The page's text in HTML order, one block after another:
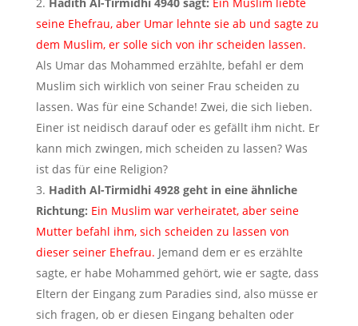
seine Ehefrau, aber Umar lehnte sie ab und sagte zu
dem Muslim, er solle sich von ihr scheiden lassen.
Als Umar das Mohammed erzählte, befahl er dem
Muslim sich wirklich von seiner Frau scheiden zu
lassen. Was für eine Schande! Zwei, die sich lieben.
Einer ist neidisch darauf oder es gefällt ihm nicht. Er
kann mich zwingen, mich scheiden zu lassen? Was
ist das für eine Religion?
Hadith Al-Tirmidhi 4928 geht in eine ähnliche
Richtung: Ein Muslim war verheiratet, aber seine
Mutter befahl ihm, sich scheiden zu lassen von
dieser seiner Ehefrau. Jemand dem er es erzählte
sagte, er habe Mohammed gehört, wie er sagte, dass
Eltern der Eingang zum Paradies sind, also müsse er
sich fragen, ob er diesen Eingang behalten oder